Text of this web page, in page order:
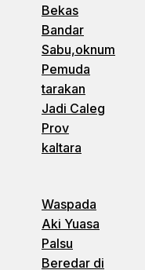
Bekas
Bandar
Sabu,oknum
Pemuda
tarakan
Jadi Caleg
Prov
kaltara
Waspada
Aki Yuasa
Palsu
Beredar di